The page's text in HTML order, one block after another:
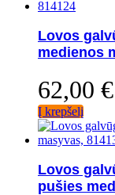
Lovos
medienos
62,00 €
Į krepšelį
Lovos
pušies